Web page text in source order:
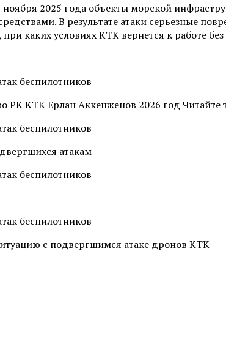
2025 года объекты морской
В результате атаки серьезные
каких условиях КТК вернется к работе
РК КТК Ерлан Аккенженов 2026 год Читайте
атакам
с подвергшимся атаке дронов КТК